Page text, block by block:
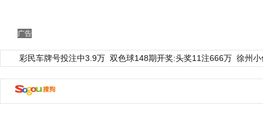
广告
彩民车牌号投注中3.9万 双色球148期开奖:头奖11注666万 徐州